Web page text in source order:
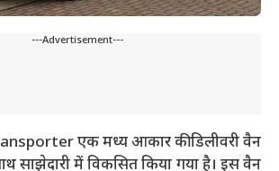
---Advertisement---
एक मध्य आकार की डिलीवरी वैन
साझेदारी में विकसित किया गया है। इस वैन